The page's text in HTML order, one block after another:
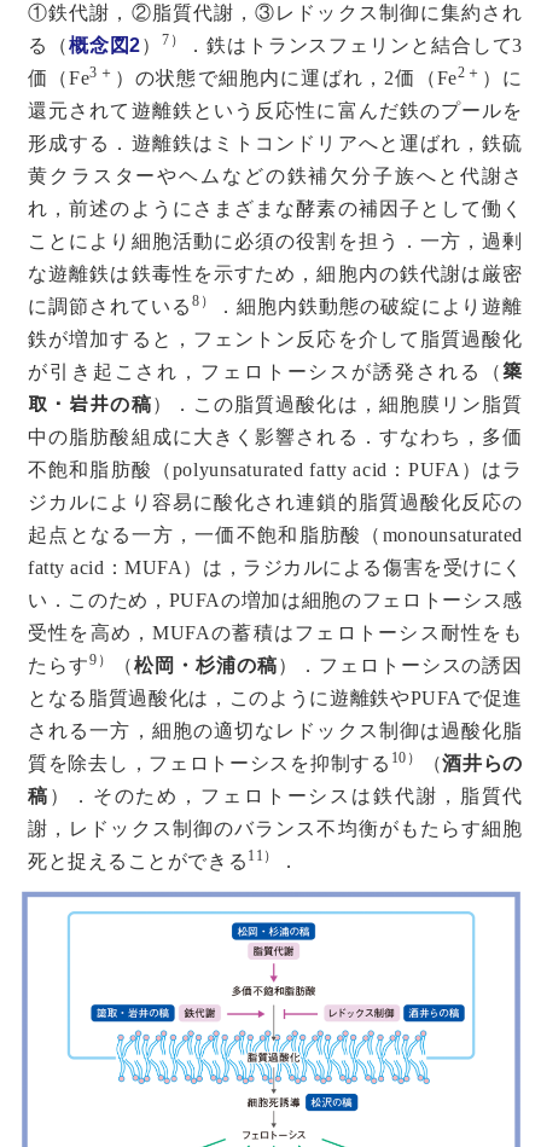
①鉄代謝，②脂質代謝，③レドックス制御に集約され
る（概念図2） 7）
．鉄はトランスフェリンと結合して3
価（Fe3＋ ）の状態で細胞内に運ばれ，2価（Fe2＋ ）に
還元されて遊離鉄という反応性に富んだ鉄のプールを
形成する．遊離鉄はミトコンドリアへと運ばれ，鉄硫
黄クラスターやヘムなどの鉄補欠分子族へと代謝さ
れ，前述のようにさまざまな酵素の補因子として働く
ことにより細胞活動に必須の役割を担う．一方，過剰
な遊離鉄は鉄毒性を示すため，細胞内の鉄代謝は厳密
に調節されている 8）
．細胞内鉄動態の破綻により遊離
鉄が増加すると，フェントン反応を介して脂質過酸化
が引き起こされ，フェロトーシスが誘発される（𥱋
取・岩井の稿）．この脂質過酸化は，細胞膜リン脂質
中の脂肪酸組成に大きく影響される．すなわち，多価
不飽和脂肪酸（polyunsaturated fatty acid：PUFA）はラ
ジカルにより容易に酸化され連鎖的脂質過酸化反応の
起点となる一方，一価不飽和脂肪酸（monounsaturated
fatty acid：MUFA）は，ラジカルによる傷害を受けにく
い．このため，PUFAの増加は細胞のフェロトーシス感
受性を高め，MUFAの蓄積はフェロトーシス耐性をも
たらす9） （松岡・杉浦の稿）．フェロトーシスの誘因
となる脂質過酸化は，このように遊離鉄やPUFAで促進
される一方，細胞の適切なレドックス制御は過酸化脂
質を除去し，フェロトーシスを抑制する 10） （酒井らの
稿 ）．そのため，フェロトーシスは鉄代謝，脂質代
謝，レドックス制御のバランス不均衡がもたらす細胞
死と捉えることができる 11） ．